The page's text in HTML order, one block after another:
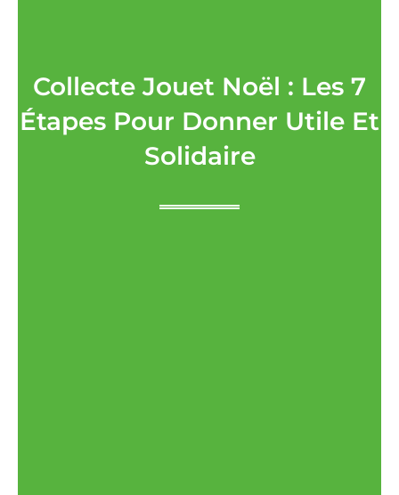
Collecte Jouet Noël : Les 7
Étapes Pour Donner Utile Et
Solidaire